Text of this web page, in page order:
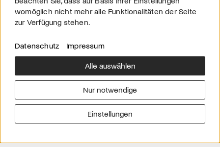
Über uns
Downloads
Werben
Impressum
womöglich nicht mehr alle Funktionalitäten der Seite
zur Verfügung stehen.
Datenschutz Impressum
Alle auswählen
Nur notwendige
Einstellungen